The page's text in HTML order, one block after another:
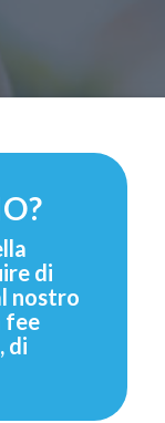
di
nostro
fee
di